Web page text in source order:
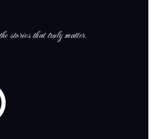
stories that truly matter.